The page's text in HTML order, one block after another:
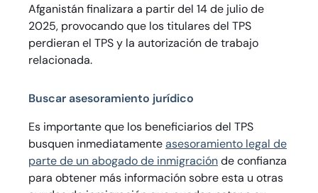
Afganistán finalizara a partir del 14 de julio de
2025, provocando que los titulares del TPS
perdieran el TPS y la autorización de trabajo
relacionada.
Buscar asesoramiento jurídico
Es importante que los beneficiarios del TPS
busquen inmediatamenteasesoramiento legal de
parte de un abogado de inmigraciónde confianza
para obtener más información sobre esta u otras